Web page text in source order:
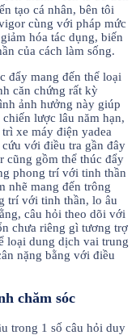
tạo cá nhân, bên tôi
cùng với pháp mức
hóa tác dụng, biến
của cách làm sống.
đẩy mang đến thể loại
căn chứng rất kỳ
ảnh hưởng này giúp
lược lâu năm hạn,
xe máy điện yadea
với điều tra gần đây
cũng gồm thể thúc đẩy
phong trí với tinh thần
nhẽ mang đến trông
trí với tinh thần, lo âu
câu hỏi theo dõi với
chưa riêng gì tương trợ
loại dung dịch vai trung
nặng bằng với điều
chăm sóc
trong 1 số câu hỏi duy